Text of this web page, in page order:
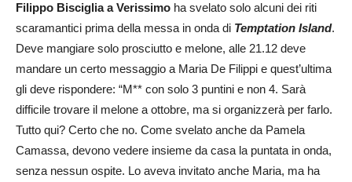
Filippo Bisciglia a Verissimo ha svelato solo alcuni dei riti
scaramantici prima della messa in onda di Temptation Island.
Deve mangiare solo prosciutto e melone, alle 21.12 deve
mandare un certo messaggio a Maria De Filippi e quest’ultima
gli deve rispondere: “M** con solo 3 puntini e non 4. Sarà
difficile trovare il melone a ottobre, ma si organizzerà per farlo.
Tutto qui? Certo che no. Come svelato anche da Pamela
Camassa, devono vedere insieme da casa la puntata in onda,
senza nessun ospite. Lo aveva invitato anche Maria, ma ha